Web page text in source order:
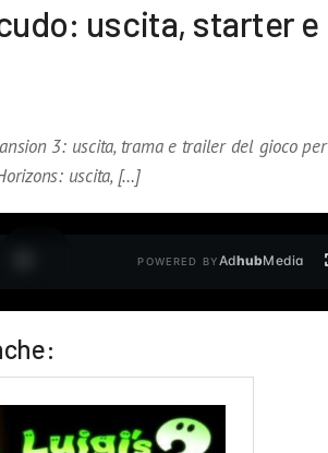
uscita, starter e
3: uscita, trama e trailer del gioco per
uscita, […]
POWERED BYAdhubMedia